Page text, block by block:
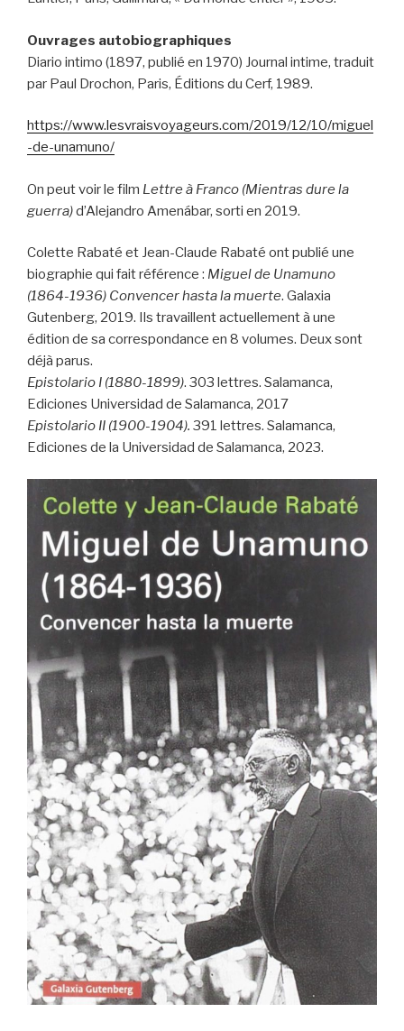
Ouvrages autobiographiques
Diario intimo (1897, publié en 1970) Journal intime, traduit
par Paul Drochon, Paris, Éditions du Cerf, 1989.
https://www.lesvraisvoyageurs.com/2019/12/10/miguel
-de-unamuno/
On peut voir le film Lettre à Franco (Mientras dure la
guerra)d’Alejandro Amenábar, sorti en 2019.
Colette Rabaté et Jean-Claude Rabaté ont publié une
biographie qui fait référence : Miguel de Unamuno
(1864-1936) Convencer hasta la muerte. Galaxia
Gutenberg, 2019. Ils travaillent actuellement à une
édition de sa correspondance en 8 volumes. Deux sont
déjà parus.
Epistolario I (1880-1899). 303 lettres. ‪Salamanca,
Ediciones Universidad de Salamanca, 2017‪
Epistolario II (1900-1904). 391 lettres. Salamanca,
Ediciones de la Universidad de Salamanca, 2023.